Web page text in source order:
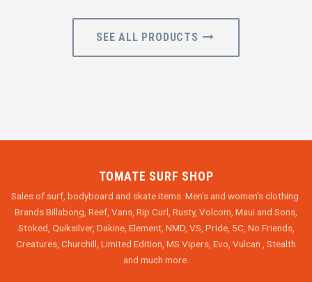
SEE ALL PRODUCTS
TOMATE SURF SHOP
Sales of surf, bodyboard and skate items. Men's and women's clothing.
Brands Billabong, Reef, Vans, Rip Curl, Rusty, Volcom, Maui and Sons,
Stoked, Quiksilver, Dakine, Element, NMD, VS, Pride, 5C, No Friends,
Creatures, Churchill, Limited Edition, MS Vipers, Evo, Vulcan , Stealth
and much more.